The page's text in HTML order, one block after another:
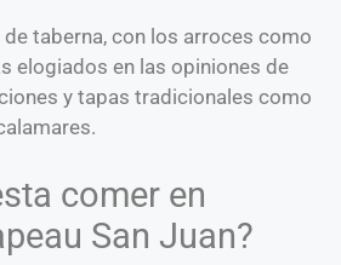
taberna, con los arroces como
elogiados en las opiniones de
y tapas tradicionales como
comer en
San Juan?